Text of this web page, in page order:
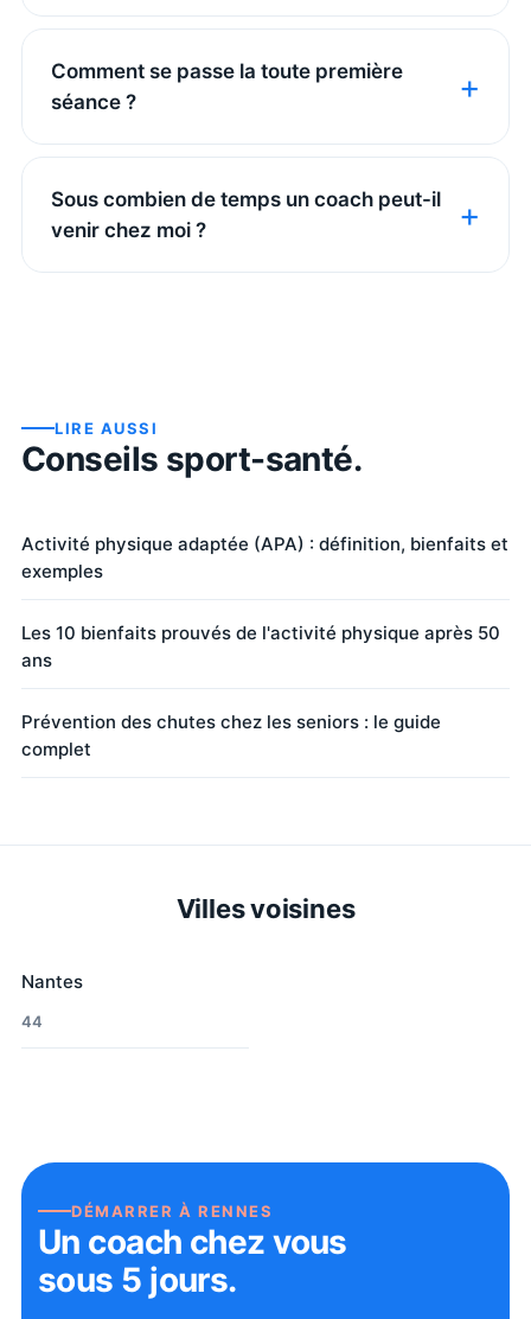
Comment se passe la toute première
séance ?
Sous combien de temps un coach peut-il
venir chez moi ?
LIRE AUSSI
Conseils sport-santé.
Activité physique adaptée (APA) : définition, bienfaits et
exemples
Les 10 bienfaits prouvés de l'activité physique après 50
ans
Prévention des chutes chez les seniors : le guide
complet
Villes voisines
Nantes
44
DÉMARRER ÀRENNES
Un coach chez vous
sous 5 jours.